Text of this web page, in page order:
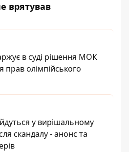
врятував
в суді рішення МОК
олімпійського
у вирішальному
скандалу - анонс та